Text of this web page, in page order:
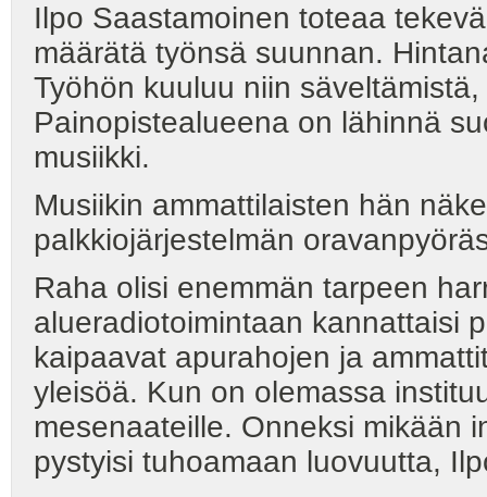
Ilpo Saastamoinen toteaa
määrätä työnsä suunnan.
Työhön kuuluu niin
Painopistealueena on lähinnä
musiikki.
Musiikin ammattilaisten hän
palkkiojärjestelmän
Raha olisi enemmän tarpeen
alueradiotoimintaan kannattaisi
kaipaavat apurahojen ja
yleisöä. Kun on olemassa
mesenaateille. Onneksi mikään
pystyisi tuhoamaan luovuutta,